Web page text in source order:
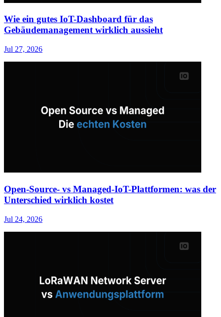
Wie ein gutes IoT-Dashboard für das
Gebäudemanagement wirklich aussieht
Jul 27, 2026
Open-Source- vs Managed-IoT-Plattformen: was der
Unterschied wirklich kostet
Jul 24, 2026